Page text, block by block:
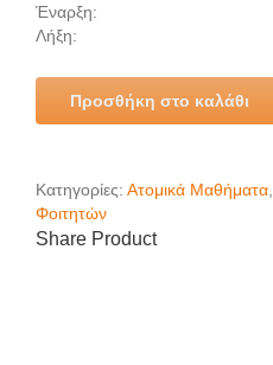
Έναρξη:
Λήξη:
Προσθήκη στο καλάθι
Κατηγορίες: Ατομικά Μαθήματα,
Φοιτητών
Share Product